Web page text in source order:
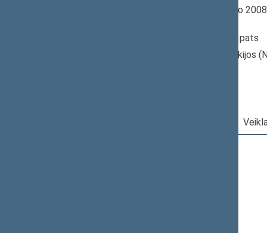
Seimo narys nuo
Iškėlė: Išsikėlė pats
Išrinktas: Suvalkijos